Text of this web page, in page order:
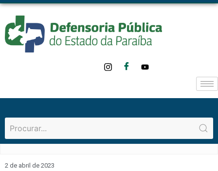
2 de abril de 2023